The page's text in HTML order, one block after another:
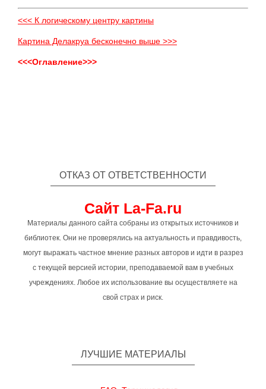
<<< К логическому центру картины
Картина Делакруа бесконечно выше >>>
<<<Оглавление>>>
ОТКАЗ ОТ ОТВЕТСТВЕННОСТИ
Сайт La-Fa.ru
Материалы данного сайта собраны из открытых источников и
библиотек. Они не проверялись на актуальность и правдивость,
могут выражать частное мнение разных авторов и идти в разрез
с текущей версией истории, преподаваемой вам в учебных
учреждениях. Любое их использование вы осуществляете на
свой страх и риск.
ЛУЧШИЕ МАТЕРИАЛЫ